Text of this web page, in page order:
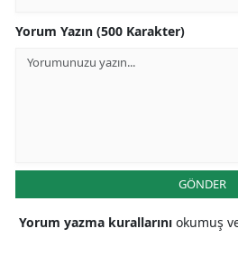
Yorum Yazın (500 Karakter)
GÖNDER
Yorum yazma kurallarını okumuş